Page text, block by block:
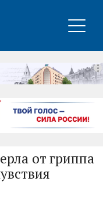
от гриппа